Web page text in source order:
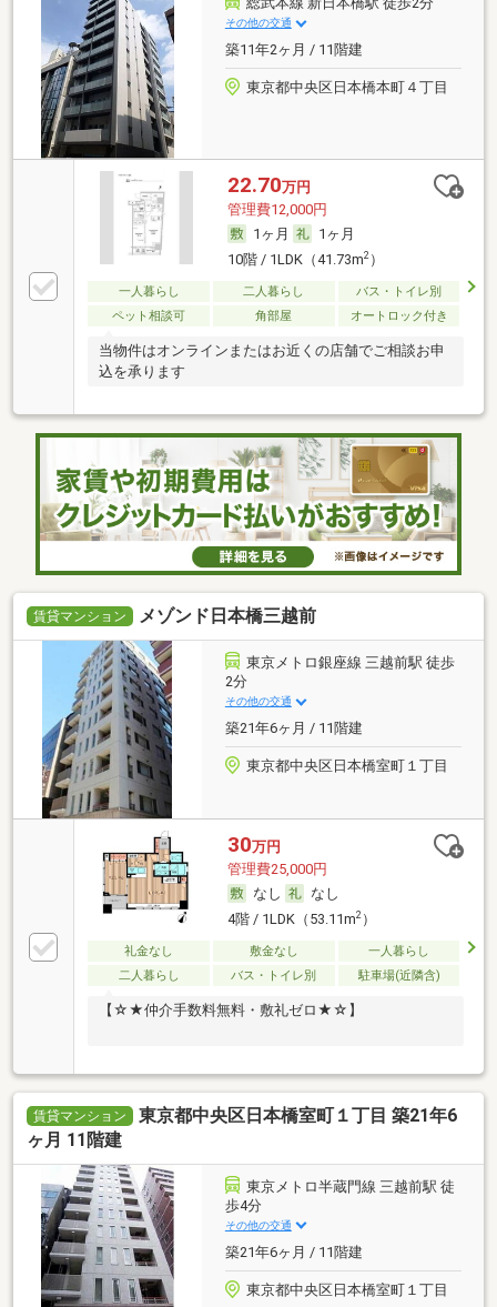
その他の交通
築11年2ヶ月 / 11階建
東京都中央区日本橋本町４丁目
22.70万円
管理費12,000円
1ヶ月
1ヶ月
10階 / 1LDK（41.73m2）
一人暮らし 二人暮らし
バス・トイレ別
ペット相談可
角部屋 オートロック付き
当物件はオンラインまたはお近くの店舗でご相談お申
込を承ります
賃貸マンション メゾンド日本橋三越前
東京メトロ銀座線 三越前駅 徒歩
2分
その他の交通
築21年6ヶ月 / 11階建
東京都中央区日本橋室町１丁目
30万円
管理費25,000円
なし
なし
4階 / 1LDK（53.11m2）
礼金なし 敷金なし
一人暮らし
二人暮らし
バス・トイレ別 駐車場(近隣含)
【☆★仲介手数料無料・敷礼ゼロ★☆】
賃貸マンション
東京都中央区日本橋室町１丁目 築21年6
ヶ月 11階建
東京メトロ半蔵門線 三越前駅 徒
歩4分
その他の交通
築21年6ヶ月 / 11階建
東京都中央区日本橋室町１丁目